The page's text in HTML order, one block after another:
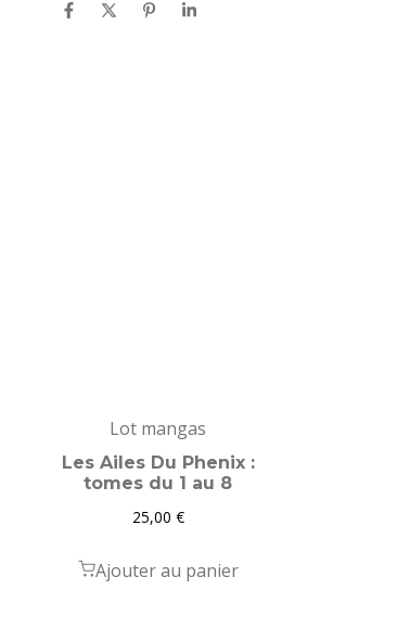
Lot mangas
Les Ailes Du Phenix :
tomes du 1 au 8
25,00 €
Ajouter au panier